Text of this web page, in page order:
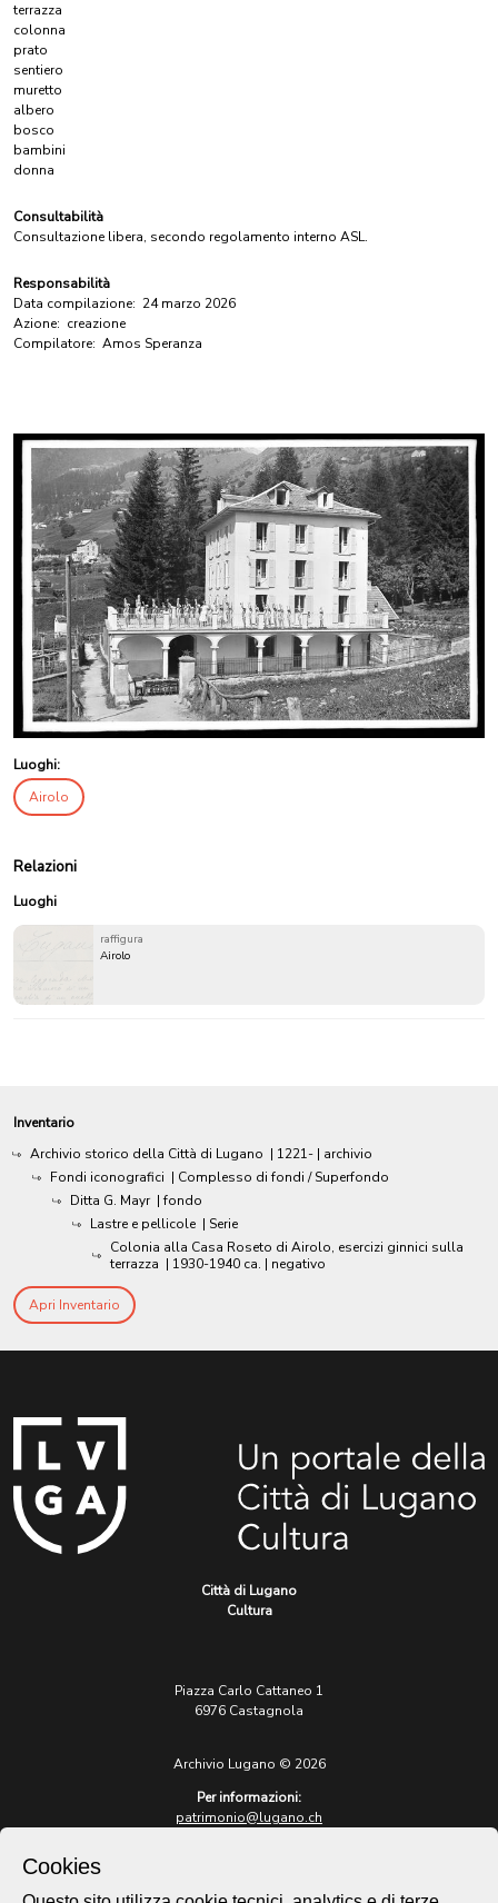
terrazza
colonna
prato
sentiero
muretto
albero
bosco
bambini
donna
Consultabilità
Consultazione libera, secondo regolamento interno ASL.
Responsabilità
Data compilazione: 24 marzo 2026
Azione: creazione
Compilatore: Amos Speranza
Luoghi:
Airolo
Relazioni
Luoghi
raffigura
Airolo
Inventario
Archivio storico della Città di Lugano | 1221- | archivio
Fondi iconografici | Complesso di fondi / Superfondo
Ditta G. Mayr | fondo
Lastre e pellicole | Serie
Colonia alla Casa Roseto di Airolo, esercizi ginnici sulla
terrazza | 1930-1940 ca. | negativo
Apri Inventario
Città di Lugano
Cultura
Piazza Carlo Cattaneo 1
6976 Castagnola
Archivio Lugano © 2026
Per informazioni:
patrimonio@lugano.ch
lugano.ch
Cookies